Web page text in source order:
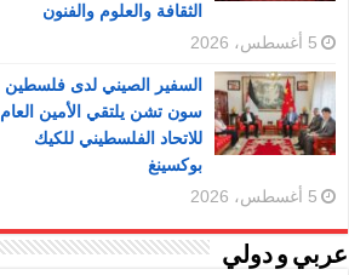
الثقافة والعلوم والفنون
5 أغسطس، 2026
السفير الصيني لدى فلسطين
سون تشن يلتقي الأمين العام
للاتحاد الفلسطيني للكيك
بوكسينغ
5 أغسطس، 2026
عربي و دولي